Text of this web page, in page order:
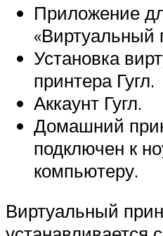
Приложение
«Виртуальный
Установка
принтера Гугл.
Аккаунт Гугл.
Домашний
подключен к
компьютеру.
Виртуальный